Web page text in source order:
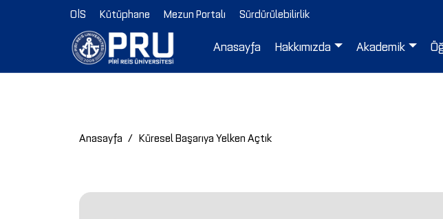
OİS Kütüphane Mezun Portalı Sürdürülebilirlik
Anasayfa Hakkımızda Akademik
Anasayfa Küresel Başarıya Yelken Açtık